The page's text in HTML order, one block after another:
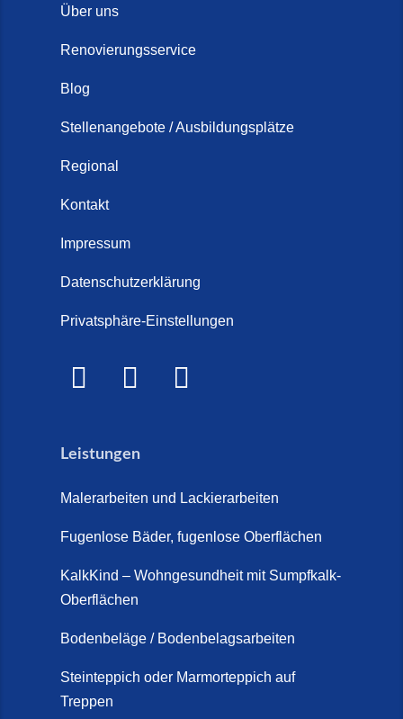
Über uns
Renovierungsservice
Blog
Stellenangebote / Ausbildungsplätze
Regional
Kontakt
Impressum
Datenschutzerklärung
Privatsphäre-Einstellungen
Leistungen
Malerarbeiten und Lackierarbeiten
Fugenlose Bäder, fugenlose Oberflächen
KalkKind – Wohngesundheit mit Sumpfkalk-
Oberflächen
Bodenbeläge / Bodenbelagsarbeiten
Steinteppich oder Marmorteppich auf
Treppen